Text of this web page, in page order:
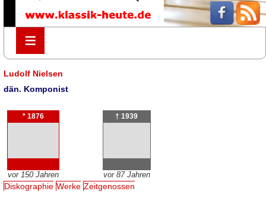
≡
≡
Ludolf Nielsen
dän. Komponist
* 1876
vor 150 Jahren
† 1939
vor 87 Jahren
Diskographie Werke Zeitgenossen